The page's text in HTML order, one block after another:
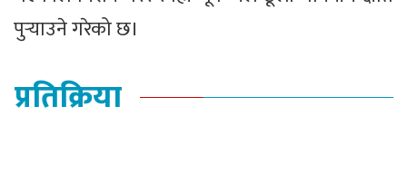
पुर्‍याउने गरेको छ।
प्रतिक्रिया